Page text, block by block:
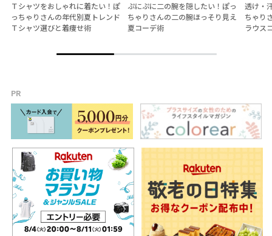
Ｔシャツをおしゃれに着たい！ぽ
っちゃりさんの年代別夏トレンド
Ｔシャツ選びと着痩せ術
ぷにぷに二の腕を隠したい！ぽっ
ちゃりさんの二の腕ほっそり見え
夏コーデ術
透け・
ちゃり
ラウス
PR